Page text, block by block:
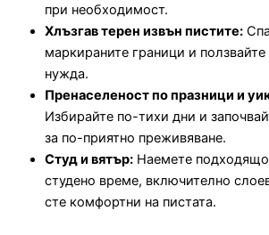
при необходимост.
Хлъзгав терен извън пистите:
маркираните граници и
нужда.
Пренаселеност по празници и
Избирайте по-тихи дни и
за по-приятно преживяване.
Студ и вятър: Наемете
студено време, включително
сте комфортни на пистата.